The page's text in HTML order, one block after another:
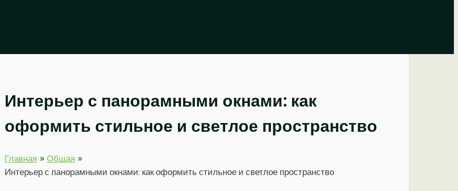
Интерьер с панорамными окнами: как
оформить стильное и светлое пространство
Главная
Общая
Интерьер с панорамными окнами: как оформить стильное и светлое пространство